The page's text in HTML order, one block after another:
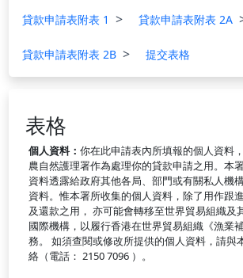
貸款申請表附表 1 貸款申請表附表 2A
貸款申請表附表 2B 提交表格
表格
個人資料： 你在此申請表內所填報的個人資料
農自然護理署作為處理你的貸款申請之用。本
資料透露給政府其他各局、部門或有關私人機
資料。惟本署所收集的個人資料，除了用作跟
及還款之用， 亦可能會轉移至世界貿易組織及
國際機構，以履行香港在世界貿易組織《漁業
務。 如須查閱或修改所提供的個人資料，請與
絡（電話： 2150 7096 ）。